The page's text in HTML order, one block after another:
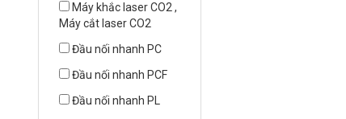
Máy khắc laser CO2 ,
Máy cắt laser CO2
Đầu nối nhanh PC
Đầu nối nhanh PCF
Đầu nối nhanh PL